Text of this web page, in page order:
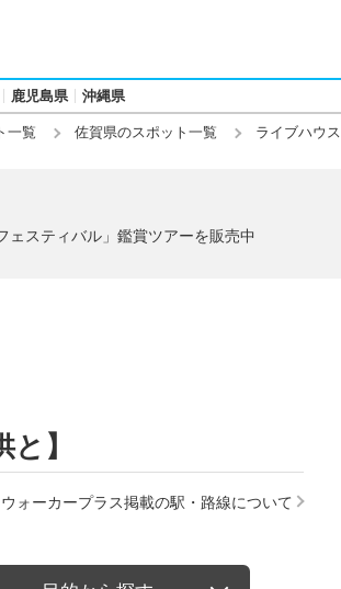
鹿児島県 沖縄県
一覧 佐賀県のスポット一覧 ライブハウス
ェスティバル」鑑賞ツアーを販売中
】
ウォーカープラス掲載の駅・路線について